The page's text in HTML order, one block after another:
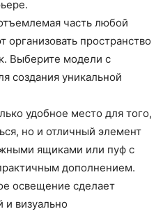
часть любой
пространство
Выберите модели с
создания уникальной
удобное место для того,
но и отличный элемент
ящиками или пуф с
дополнением.
освещение сделает
визуально